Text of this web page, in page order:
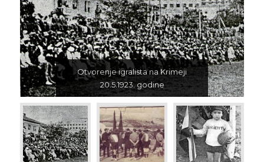
Otvorenje igralista na Krimeji
20.5.1923. godine